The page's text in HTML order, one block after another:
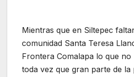
Mientras que en Siltepec
comunidad Santa Teresa
Frontera Comalapa lo que
toda vez que gran parte de la